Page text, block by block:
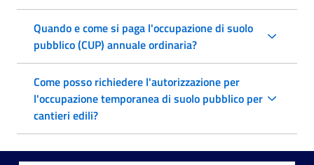
Quando e come si paga l'occupazione di suolo
pubblico (CUP) annuale ordinaria?
Come posso richiedere l'autorizzazione per
l'occupazione temporanea di suolo pubblico per
cantieri edili?